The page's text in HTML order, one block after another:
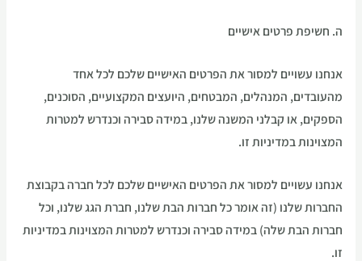
ה. חשיפת פרטים אישיים
אנחנו עשויים למסור את הפרטים האישיים שלכם לכל אחד
מהעובדים, המנהלים, המבטחים, היועצים המקצועיים, הסוכנים,
הספקים, או קבלני המשנה שלנו, במידה סבירה וכנדרש למטרות
המצוינות במדיניות זו.
אנחנו עשויים למסור את הפרטים האישיים שלכם לכל חברה בקבוצת
החברות שלנו (זה אומר כל חברות הבת שלנו, חברת הגג שלנו, וכל
חברות הבת שלה) במידה סבירה וכנדרש למטרות המצוינות במדיניות
זו.